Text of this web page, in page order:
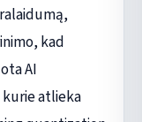
kad
AI
atlieka